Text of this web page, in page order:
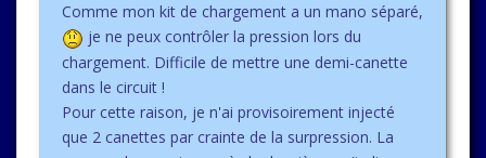
Comme mon kit de chargement a un mano séparé,
je ne peux contrôler la pression lors du
chargement. Difficile de mettre une demi-canette
dans le circuit !
Pour cette raison, je n'ai provisoirement injecté
que 2 canettes par crainte de la surpression. La